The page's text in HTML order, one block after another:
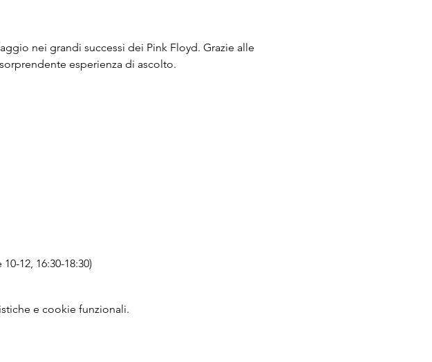
nei grandi successi dei Pink Floyd. Grazie alle
esperienza di ascolto.
12, 16:30-18:30)
e cookie funzionali.